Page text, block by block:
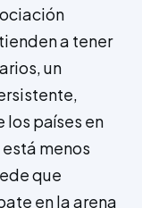
a tener
un
los países en
menos
que
en la arena